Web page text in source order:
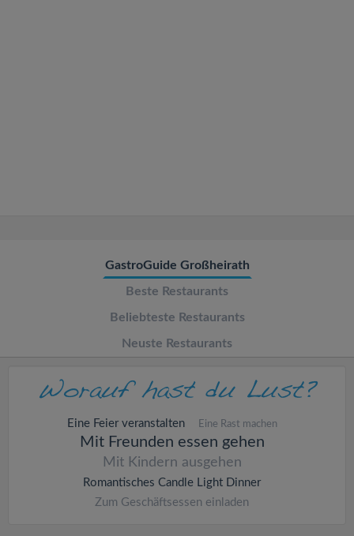
GastroGuide Großheirath
Beste Restaurants
Beliebteste Restaurants
Neuste Restaurants
Eine Feier veranstalten Eine Rast machen
Mit Freunden essen gehen
Mit Kindern ausgehen
Romantisches Candle Light Dinner
Zum Geschäftsessen einladen